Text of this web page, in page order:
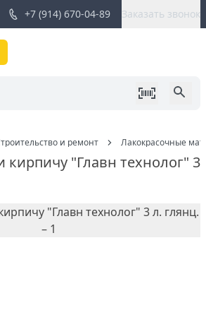
+7 (914) 670-04-89 Заказать звонок
и ремонт Лакокрасочные
"Главн технолог" 3